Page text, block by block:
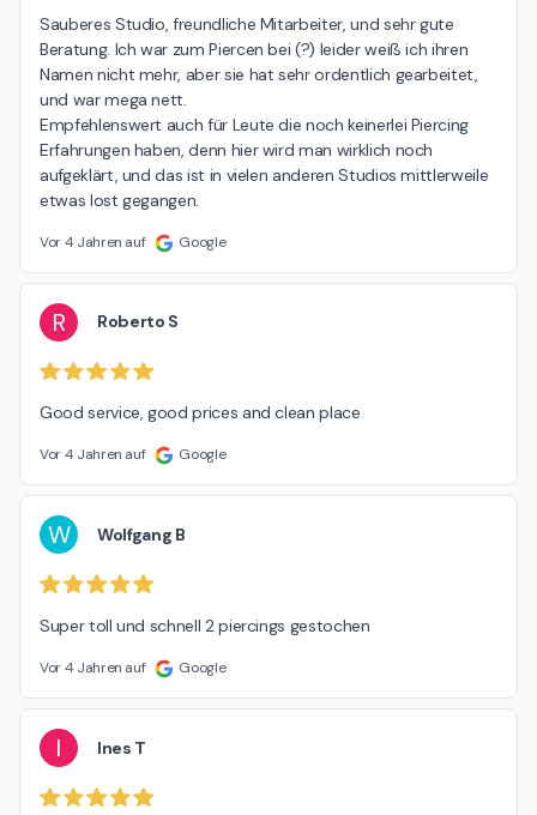
Sauberes Studio, freundliche Mitarbeiter, und sehr gute
Beratung. Ich war zum Piercen bei (?) leider weiß ich ihren
Namen nicht mehr, aber sie hat sehr ordentlich gearbeitet,
und war mega nett.
Empfehlenswert auch für Leute die noch keinerlei Piercing
Erfahrungen haben, denn hier wird man wirklich noch
aufgeklärt, und das ist in vielen anderen Studios mittlerweile
etwas lost gegangen.
Vor 4 Jahren auf Google
R Roberto S
Good service, good prices and clean place
Vor 4 Jahren auf Google
W Wolfgang B
Super toll und schnell 2 piercings gestochen
Vor 4 Jahren auf Google
I Ines T